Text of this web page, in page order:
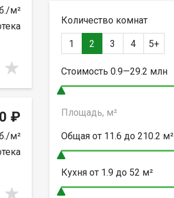
м²
₽
м²
Количество комнат
1 2 3 4 5+
Стоимость 0.9—29.2 млн
Площадь, м²
Общая от 11.6 до 210.2 м²
Кухня от 1.9 до 52 м²